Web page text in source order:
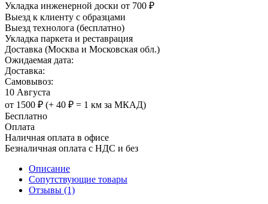
Укладка инженерной доски от 700 ₽
Выезд к клиенту с образцами
Выезд технолога (бесплатно)
Укладка паркета и реставрация
Доставка (Москва и Московская обл.)
Ожидаемая дата:
Доставка:
Самовывоз:
10 Августа
от 1500 ₽ (+ 40 ₽ = 1 км за МКАД)
Бесплатно
Оплата
Наличная оплата в офисе
Безналичная оплата с НДС и без
Описание
Сопутствующие товары
Отзывы (1)